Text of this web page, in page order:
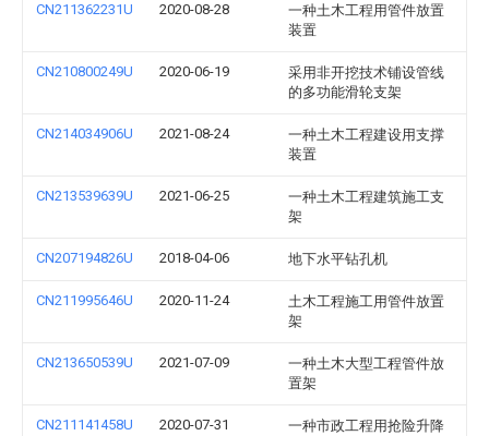
CN211362231U 2020-08-28
一种土木工程用管件放置
装置
CN210800249U 2020-06-19
采用非开挖技术铺设管线
的多功能滑轮支架
CN214034906U 2021-08-24
一种土木工程建设用支撑
装置
CN213539639U 2021-06-25
一种土木工程建筑施工支
架
CN207194826U 2018-04-06 地下水平钻孔机
CN211995646U 2020-11-24
土木工程施工用管件放置
架
CN213650539U 2021-07-09
一种土木大型工程管件放
置架
CN211141458U 2020-07-31
一种市政工程用抢险升降